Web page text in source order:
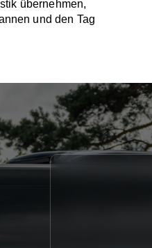
übernehmen,
und den Tag